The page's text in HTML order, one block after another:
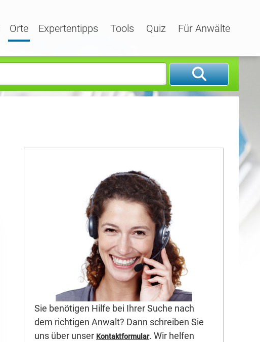
Orte Expertentipps Tools Quiz Für Anwälte
Sie benötigen Hilfe bei Ihrer Suche nach
dem richtigen Anwalt? Dann schreiben Sie
uns über unser Kontaktformular. Wir helfen